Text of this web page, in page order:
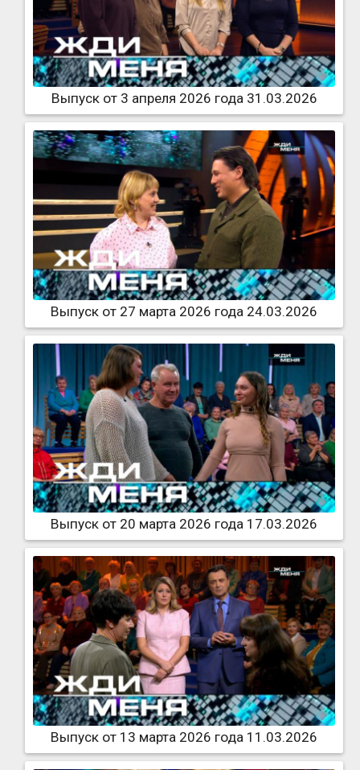
Выпуск от 3 апреля 2026 года 31.03.2026
Выпуск от 27 марта 2026 года 24.03.2026
Выпуск от 20 марта 2026 года 17.03.2026
Выпуск от 13 марта 2026 года 11.03.2026